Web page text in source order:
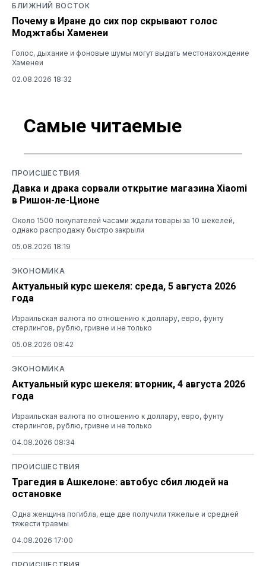
БЛИЖНИЙ ВОСТОК
Почему в Иране до сих пор скрывают голос
Моджтабы Хаменеи
Голос, дыхание и фоновые шумы могут выдать местонахождение
Хаменеи
02.08.2026 18:32
Самые читаемые
ПРОИСШЕСТВИЯ
Давка и драка сорвали открытие магазина Xiaomi
в Ришон-ле-Ционе
Около 1500 покупателей часами ждали товары за 10 шекелей,
однако распродажу быстро закрыли
05.08.2026 18:19
ЭКОНОМИКА
Актуальный курс шекеля: среда, 5 августа 2026
года
Израильская валюта по отношению к доллару, евро, фунту
стерлингов, рублю, гривне и не только
05.08.2026 08:42
ЭКОНОМИКА
Актуальный курс шекеля: вторник, 4 августа 2026
года
Израильская валюта по отношению к доллару, евро, фунту
стерлингов, рублю, гривне и не только
04.08.2026 08:34
ПРОИСШЕСТВИЯ
Трагедия в Ашкелоне: автобус сбил людей на
остановке
Одна женщина погибла, еще две получили тяжелые и средней
тяжести травмы
04.08.2026 17:00